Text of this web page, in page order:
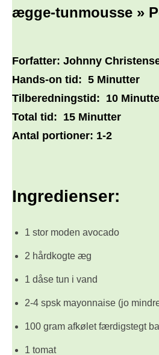
ægge-tunmousse »
Forfatter: Johnny
Hands-on tid: 5 Minutter
Tilberedningstid: 10
Total tid: 15 Minutter
Antal portioner: 1-2
Ingredienser:
1 stor moden avocado
2 hårdkogte æg
1 dåse tun i vand
2-4 spsk mayonnaise (jo
100 gram afkølet færdigstegt
1 tomat